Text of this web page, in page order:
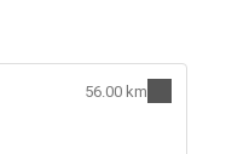
56.00 km